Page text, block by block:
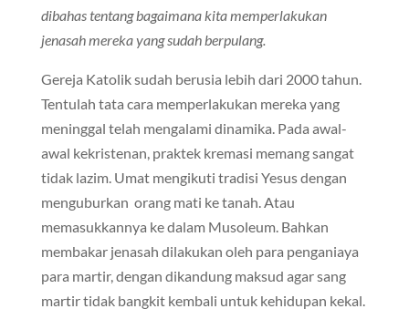
dibahas tentang bagaimana kita memperlakukan
jenasah mereka yang sudah berpulang.
Gereja Katolik sudah berusia lebih dari 2000 tahun.
Tentulah tata cara memperlakukan mereka yang
meninggal telah mengalami dinamika. Pada awal-
awal kekristenan, praktek kremasi memang sangat
tidak lazim. Umat mengikuti tradisi Yesus dengan
menguburkan orang mati ke tanah. Atau
memasukkannya ke dalam Musoleum. Bahkan
membakar jenasah dilakukan oleh para penganiaya
para martir, dengan dikandung maksud agar sang
martir tidak bangkit kembali untuk kehidupan kekal.